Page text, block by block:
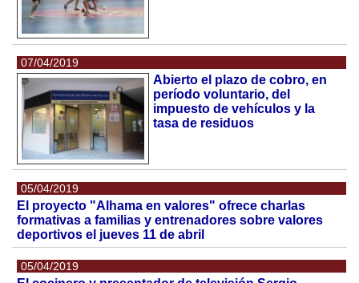
07/04/2019
Abierto el plazo de cobro, en
período voluntario, del
impuesto de vehículos y la
tasa de residuos
05/04/2019
El proyecto "Alhama en valores" ofrece charlas
formativas a familias y entrenadores sobre valores
deportivos el jueves 11 de abril
05/04/2019